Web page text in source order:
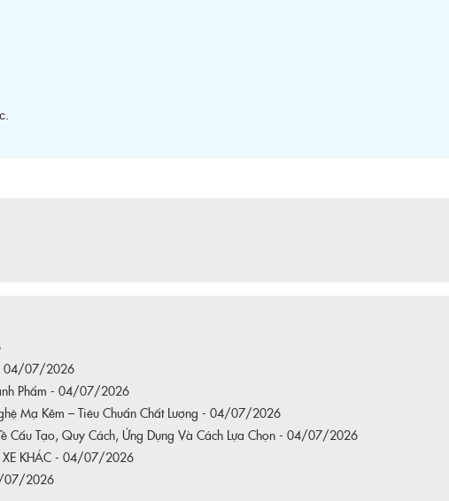
- 04/07/2026
Phẩm - 04/07/2026
Mạ Kẽm – Tiêu Chuẩn Chất Lượng - 04/07/2026
Cấu Tạo, Quy Cách, Ứng Dụng Và Cách Lựa Chọn - 04/07/2026
XE KHÁC - 04/07/2026
07/2026